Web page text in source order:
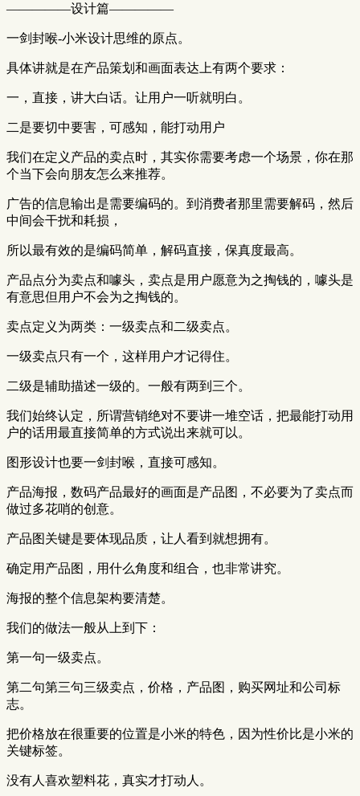
—————设计篇—————
一剑封喉-小米设计思维的原点。
具体讲就是在产品策划和画面表达上有两个要求：
一，直接，讲大白话。让用户一听就明白。
二是要切中要害，可感知，能打动用户
我们在定义产品的卖点时，其实你需要考虑一个场景，你在那
个当下会向朋友怎么来推荐。
广告的信息输出是需要编码的。到消费者那里需要解码，然后
中间会干扰和耗损，
所以最有效的是编码简单，解码直接，保真度最高。
产品点分为卖点和噱头，卖点是用户愿意为之掏钱的，噱头是
有意思但用户不会为之掏钱的。
卖点定义为两类：一级卖点和二级卖点。
一级卖点只有一个，这样用户才记得住。
二级是辅助描述一级的。一般有两到三个。
我们始终认定，所谓营销绝对不要讲一堆空话，把最能打动用
户的话用最直接简单的方式说出来就可以。
图形设计也要一剑封喉，直接可感知。
产品海报，数码产品最好的画面是产品图，不必要为了卖点而
做过多花哨的创意。
产品图关键是要体现品质，让人看到就想拥有。
确定用产品图，用什么角度和组合，也非常讲究。
海报的整个信息架构要清楚。
我们的做法一般从上到下：
第一句一级卖点。
第二句第三句三级卖点，价格，产品图，购买网址和公司标
志。
把价格放在很重要的位置是小米的特色，因为性价比是小米的
关键标签。
没有人喜欢塑料花，真实才打动人。